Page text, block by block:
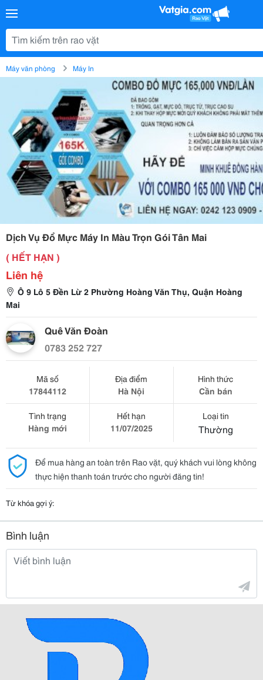
Máy văn phòng Máy In
Dịch Vụ Đổ Mực Máy In Màu Trọn Gói Tân Mai
( HẾT HẠN )
Liên hệ
Ô 9 Lô 5 Đền Lừ 2 Phường Hoàng Văn Thụ, Quận Hoàng
Mai
Quê Văn Đoàn
0783 252 727
Mã số
17844112
Địa điểm
Hà Nội
Hình thức
Cần bán
Tình trạng
Hàng mới
Hết hạn
11/07/2025
Loại tin
Thường
Để mua hàng an toàn trên Rao vặt, quý khách vui lòng không
thực hiện thanh toán trước cho người đăng tin!
Từ khóa gợi ý:
Bình luận